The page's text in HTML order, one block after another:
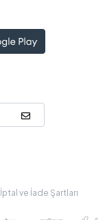
İptal ve İade Şartları